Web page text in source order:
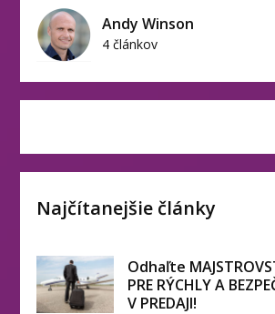
Andy Winson
4 článkov
Najčítanejšie články
Odhaľte
PRE RÝCHLY A
V PREDAJI!